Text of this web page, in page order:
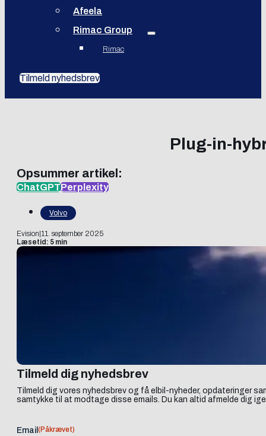
Afeela
Rimac Group
Rimac
Tilmeld nyhedsbrev
Plug-in-
Opsummer artikel:
ChatGPTPerplexity
Volvo
Evision 11. september 2025
Læsetid: 5 min
Tilmeld dig nyhedsbrev
Tilmeld dig vores nyhedsbrev og få elbil-nyheder, opdateringer
samtykke til at modtage disse emails. Du kan altid afmelde dig
Email (Påkrævet)